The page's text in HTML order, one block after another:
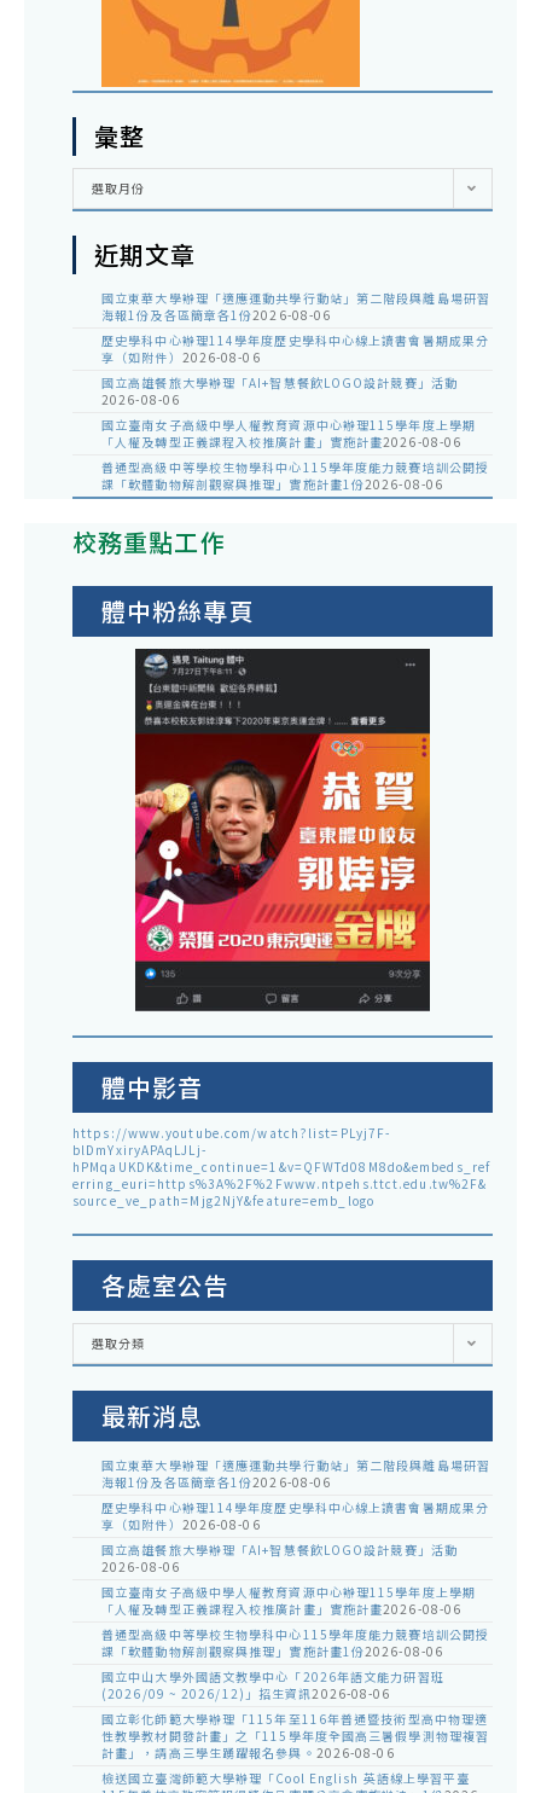
彙整
彙
選取月份
近期文章
國立東華大學辦理「適應運動共學行動站」第二階段與離島場研習
海報1份及各區簡章各1份2026-08-06
歷史學科中心辦理114學年度歷史學科中心線上讀書會暑期成果分
享（如附件） 2026-08-06
國立高雄餐旅大學辦理「AI+智慧餐飲LOGO設計競賽」活動
2026-08-06
國立臺南女子高級中學人權教育資源中心辦理115學年度上學期
「人權及轉型正義課程入校推廣計畫」實施計畫2026-08-06
普通型高級中等學校生物學科中心115學年度能力競賽培訓公開授
課「軟體動物解剖觀察與推理」實施計畫1份2026-08-06
校務重點工作
體中粉絲專頁
體中影音
https://www.youtube.com/watch?list=PLyj7F-
blDmYxiryAPAqLJLj-
hPMqaUKDK&time_continue=1&v=QFWTd08M8do&embeds_ref
erring_euri=https%3A%2F%2Fwww.ntpehs.ttct.edu.tw%2F&
source_ve_path=Mjg2NjY&feature=emb_logo
各處室公告
各
室
選取分類
最新消息
國立東華大學辦理「適應運動共學行動站」第二階段與離島場研習
海報1份及各區簡章各1份2026-08-06
歷史學科中心辦理114學年度歷史學科中心線上讀書會暑期成果分
享（如附件） 2026-08-06
國立高雄餐旅大學辦理「AI+智慧餐飲LOGO設計競賽」活動
2026-08-06
國立臺南女子高級中學人權教育資源中心辦理115學年度上學期
「人權及轉型正義課程入校推廣計畫」實施計畫2026-08-06
普通型高級中等學校生物學科中心115學年度能力競賽培訓公開授
課「軟體動物解剖觀察與推理」實施計畫1份2026-08-06
國立中山大學外國語文教學中心「2026年語文能力研習班
(2026/09 ~ 2026/12)」招生資訊2026-08-06
國立彰化師範大學辦理「115年至116年普通暨技術型高中物理適
性教學教材開發計畫」之「115學年度全國高三暑假學測物理複習
計畫」，請高三學生踴躍報名參與。 2026-08-06
檢送國立臺灣師範大學辦理「Cool English 英語線上學習平臺